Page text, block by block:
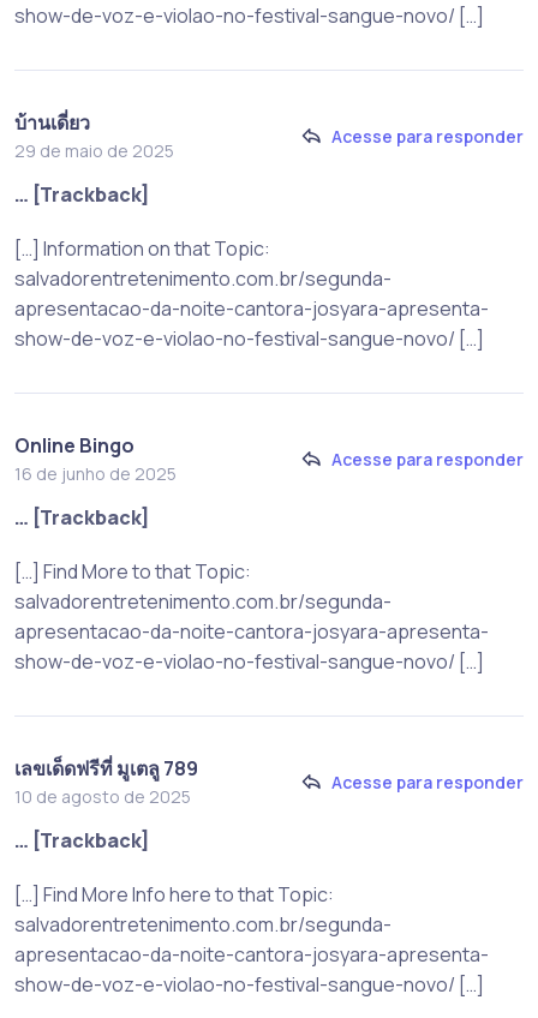
show-de-voz-e-violao-no-festival-sangue-novo/ […]
บ้านเดี่ยว
29 de maio de 2025
Acesse para responder
… [Trackback]
[…] Information on that Topic:
salvadorentretenimento.com.br/segunda-
apresentacao-da-noite-cantora-josyara-apresenta-
show-de-voz-e-violao-no-festival-sangue-novo/ […]
Online Bingo
16 de junho de 2025
Acesse para responder
… [Trackback]
[…] Find More to that Topic:
salvadorentretenimento.com.br/segunda-
apresentacao-da-noite-cantora-josyara-apresenta-
show-de-voz-e-violao-no-festival-sangue-novo/ […]
เลขเด็ดฟรีที่ มูเตลู 789
10 de agosto de 2025
Acesse para responder
… [Trackback]
[…] Find More Info here to that Topic:
salvadorentretenimento.com.br/segunda-
apresentacao-da-noite-cantora-josyara-apresenta-
show-de-voz-e-violao-no-festival-sangue-novo/ […]